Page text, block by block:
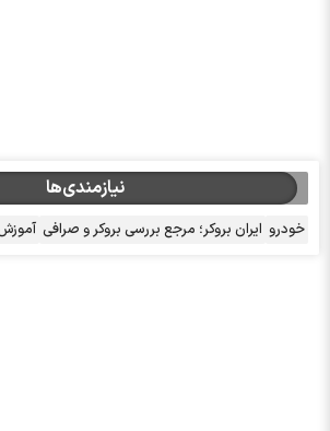
نیازمندی‌ها
خودرو ایران بروکر؛ مرجع بررسی بروکر و صرافی